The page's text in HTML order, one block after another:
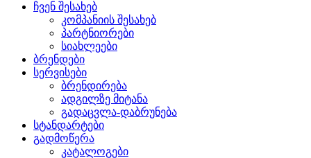
ჩვენ შესახებ
კომპანიის შესახებ
პარტნიორები
სიახლეები
ბრენდები
სერვისები
ბრენდირება
ადგილზე მიტანა
გადაცვლა-დაბრუნება
სტანდარტები
გადმოწერა
კატალოგები